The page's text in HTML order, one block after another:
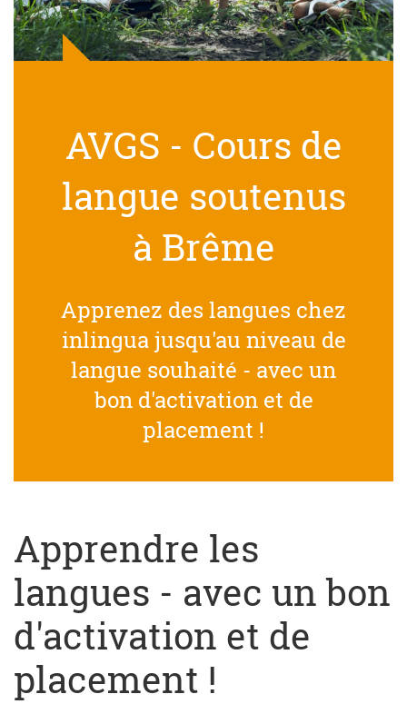
AVGS - Cours de
langue soutenus
à Brême
Apprenez des langues chez
inlingua jusqu'au niveau de
langue souhaité - avec un
bon d'activation et de
placement !
Apprendre les
langues - avec un bon
d'activation et de
placement !